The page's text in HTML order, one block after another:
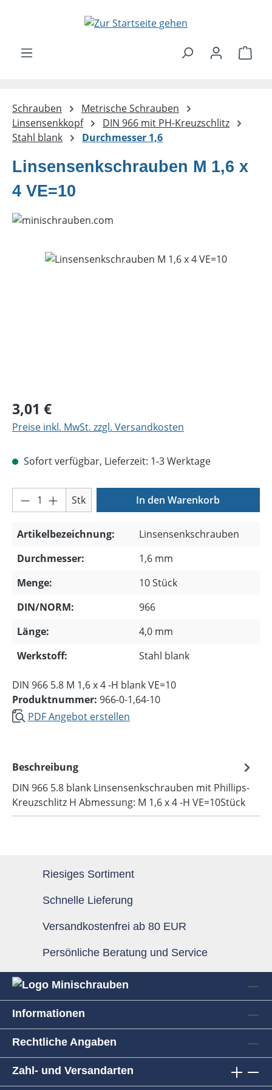
Zum Hauptinhalt springen
Schrauben
Metrische Schrauben
Linsensenkkopf
DIN 966 mit PH-Kreuzschlitz
Stahl blank
Durchmesser 1,6
Linsensenkschrauben M 1,6 x
4 VE=10
Bildergalerie überspringen
Regulärer Preis:
3,01 €
Preise inkl. MwSt. zzgl. Versandkosten
Sofort verfügbar, Lieferzeit: 1-3 Werktage
Produkt Anzahl: Gib den gewünschten
Stk In den Warenkorb
Artikelbezeichnung:
Linsensenkschrauben
Durchmesser:
1,6 mm
Menge:
10 Stück
DIN/NORM:
966
Länge:
4,0 mm
Werkstoff:
Stahl blank
DIN 966 5.8 M 1,6 x 4 -H blank VE=10
Produktnummer: 966-0-1,64-10
PDF Angebot erstellen
Beschreibung
DIN 966 5.8 blank Linsensenkschrauben mit Phillips-
Kreuzschlitz H Abmessung: M 1,6 x 4 -H VE=10Stück
Riesiges Sortiment
Schnelle Lieferung
Versandkostenfrei ab 80 EUR
Persönliche Beratung und Service
Informationen
Rechtliche Angaben
Zahl- und Versandarten